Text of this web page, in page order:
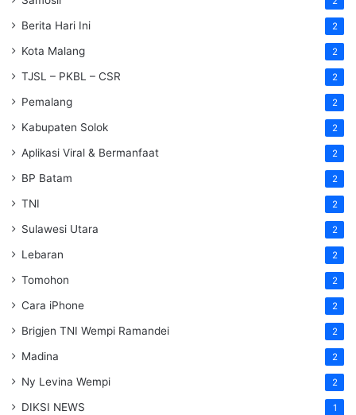
Berita Hari Ini 2
Kota Malang 2
TJSL – PKBL – CSR 2
Pemalang 2
Kabupaten Solok 2
Aplikasi Viral & Bermanfaat 2
BP Batam 2
TNI 2
Sulawesi Utara 2
Lebaran 2
Tomohon 2
Cara iPhone 2
Brigjen TNI Wempi Ramandei 2
Madina 2
Ny Levina Wempi 2
DIKSI NEWS 1